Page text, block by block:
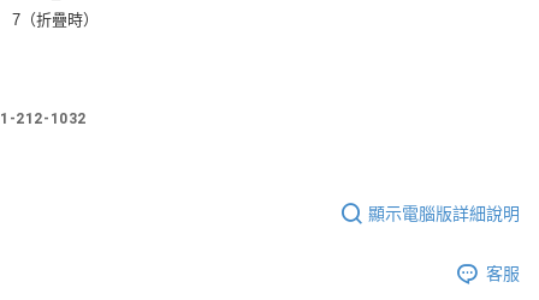
7（折疊時）
1-212-1032
顯示電腦版詳細說明
客服